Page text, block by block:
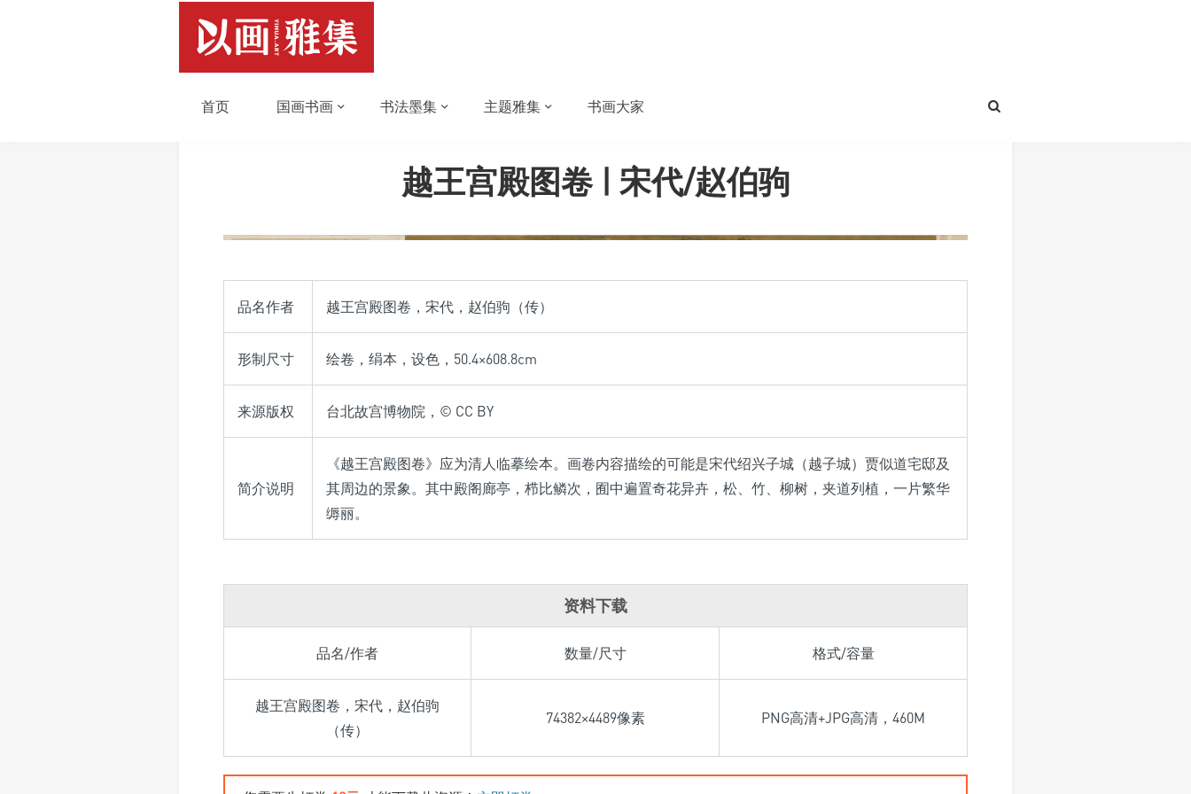
首页 国画书画 书法墨集 主题雅集 书画大家
越王宫殿图卷 | 宋代/赵伯驹
品名作者 越王宫殿图卷，宋代，赵伯驹（传）
形制尺寸 绘卷，绢本，设色，50.4×608.8cm
来源版权 台北故宫博物院，© CC BY
简介说明
《越王宫殿图卷》应为清人临摹绘本。画卷内容描绘的可能是宋代绍兴子城（越子城）贾似道宅邸及
其周边的景象。其中殿阁廊亭，栉比鳞次，囿中遍置奇花异卉，松、竹、柳树，夹道列植，一片繁华
缛丽。
资料下载
品名/作者 数量/尺寸 格式/容量
越王宫殿图卷，宋代，赵伯驹
（传）
74382×4489像素 PNG高清+JPG高清，460M